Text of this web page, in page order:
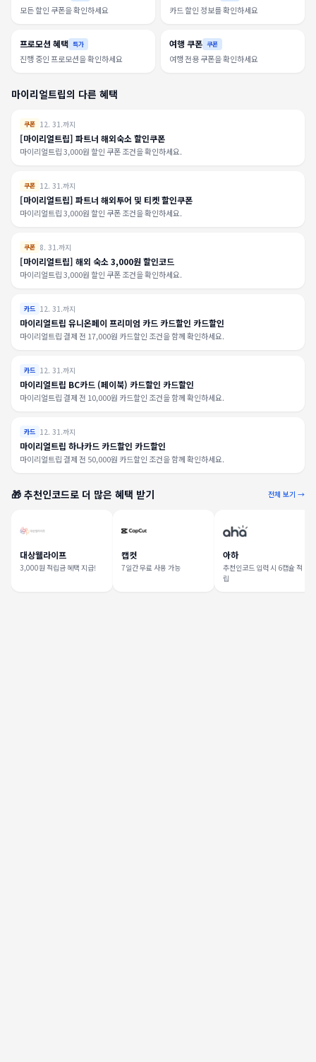
모든 할인 쿠폰을 확인하세요 카드 할인 정보를 확인하세요
프로모션 혜택 특가
진행 중인 프로모션을 확인하세요
여행 쿠폰 쿠폰
여행 전용 쿠폰을 확인하세요
마이리얼트립의 다른 혜택
쿠폰 12. 31.까지
[마이리얼트립] 파트너 해외숙소 할인쿠폰
마이리얼트립 3,000원 할인 쿠폰 조건을 확인하세요.
쿠폰 12. 31.까지
[마이리얼트립] 파트너 해외투어 및 티켓 할인쿠폰
마이리얼트립 3,000원 할인 쿠폰 조건을 확인하세요.
쿠폰 8. 31.까지
[마이리얼트립] 해외 숙소 3,000원 할인코드
마이리얼트립 3,000원 할인 쿠폰 조건을 확인하세요.
카드 12. 31.까지
마이리얼트립 유니온페이 프리미엄 카드 카드할인 카드할인
마이리얼트립 결제 전 17,000원 카드할인 조건을 함께 확인하세요.
카드 12. 31.까지
마이리얼트립 BC카드 (페이북) 카드할인 카드할인
마이리얼트립 결제 전 10,000원 카드할인 조건을 함께 확인하세요.
카드 12. 31.까지
마이리얼트립 하나카드 카드할인 카드할인
마이리얼트립 결제 전 50,000원 카드할인 조건을 함께 확인하세요.
🎁 추천인코드로 더 많은 혜택 받기 전체 보기 →
대상웰라이프
3,000원 적립금 혜택 지급!
캡컷
7일간 무료 사용 가능
아하
추천인코드 입력 시 6캡슐 적
립